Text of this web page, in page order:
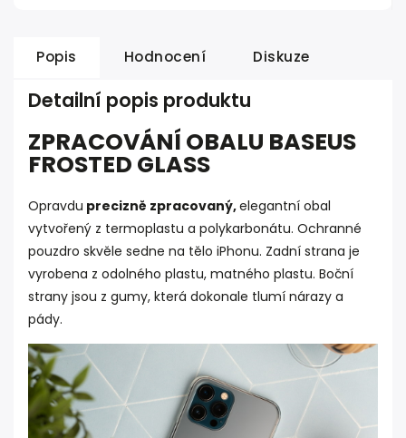
Popis Hodnocení Diskuze
Detailní popis produktu
ZPRACOVÁNÍ OBALU BASEUS
FROSTED GLASS
Opravdu precizně zpracovaný,elegantní obal
vytvořený z termoplastu a polykarbonátu. Ochranné
pouzdro skvěle sedne na tělo iPhonu. Zadní strana je
vyrobena z odolného plastu, matného plastu. Boční
strany jsou z gumy, která dokonale tlumí nárazy a
pády.